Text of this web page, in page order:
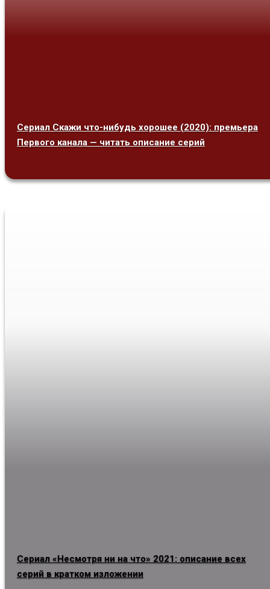
Сериал Скажи что-нибудь хорошее (2020): премьера
Первого канала — читать описание серий
Сериал «Несмотря ни на что» 2021: описание всех
серий в кратком изложении